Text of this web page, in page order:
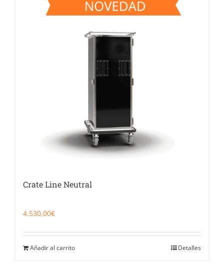
Crate Line Neutral
4.530,00€
Añadir al carrito Detalles